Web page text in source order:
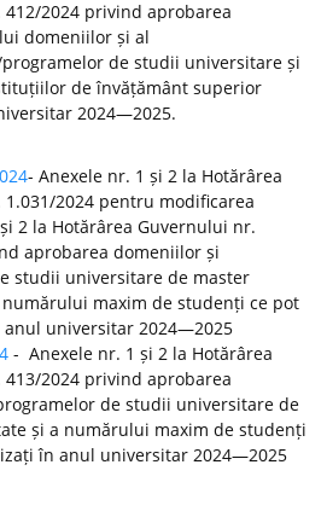
2024 privind aprobarea
domeniilor și al
de studii universitare și
de învățământ superior
2024—2025.
- Anexele nr. 1 și 2 la Hotărârea
2024 pentru modificarea
2 la Hotărârea Guvernului nr.
aprobarea domeniilor și
studii universitare de master
maxim de studenți ce pot
universitar 2024—2025
- Anexele nr. 1 și 2 la Hotărârea
2024 privind aprobarea
de studii universitare de
și a numărului maxim de studenți
în anul universitar 2024—2025